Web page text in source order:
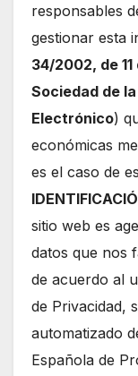
responsables
gestionar esta
34/2002, de
Sociedad de
Electrónico)
económicas
es el caso de
sitio web es
datos que nos
de acuerdo al
de Privacidad,
automatizado
Española de